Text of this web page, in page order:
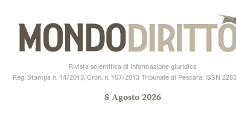
Rivista scientifica di informazione giuridica
Reg. Stampa n. 14/2013, Cron. n. 157/2013 Tribunale di Pescara. ISSN
8Agosto2026